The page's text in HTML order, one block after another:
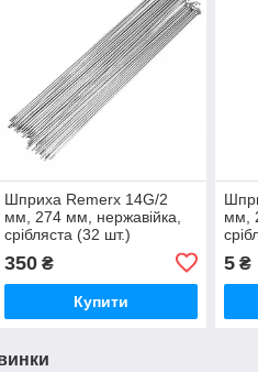
Шприха Remerx 14G/2
мм, 274 мм, нержавійка,
срібляста (32 шт.)
350₴
Купити
мм,
5 ₴